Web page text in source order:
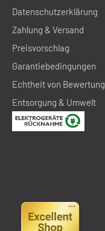
Datenschutzerklärung
Zahlung & Versand
Preisvorschlag
Garantiebedingungen
Echtheit von
Entsorgung & Umwelt